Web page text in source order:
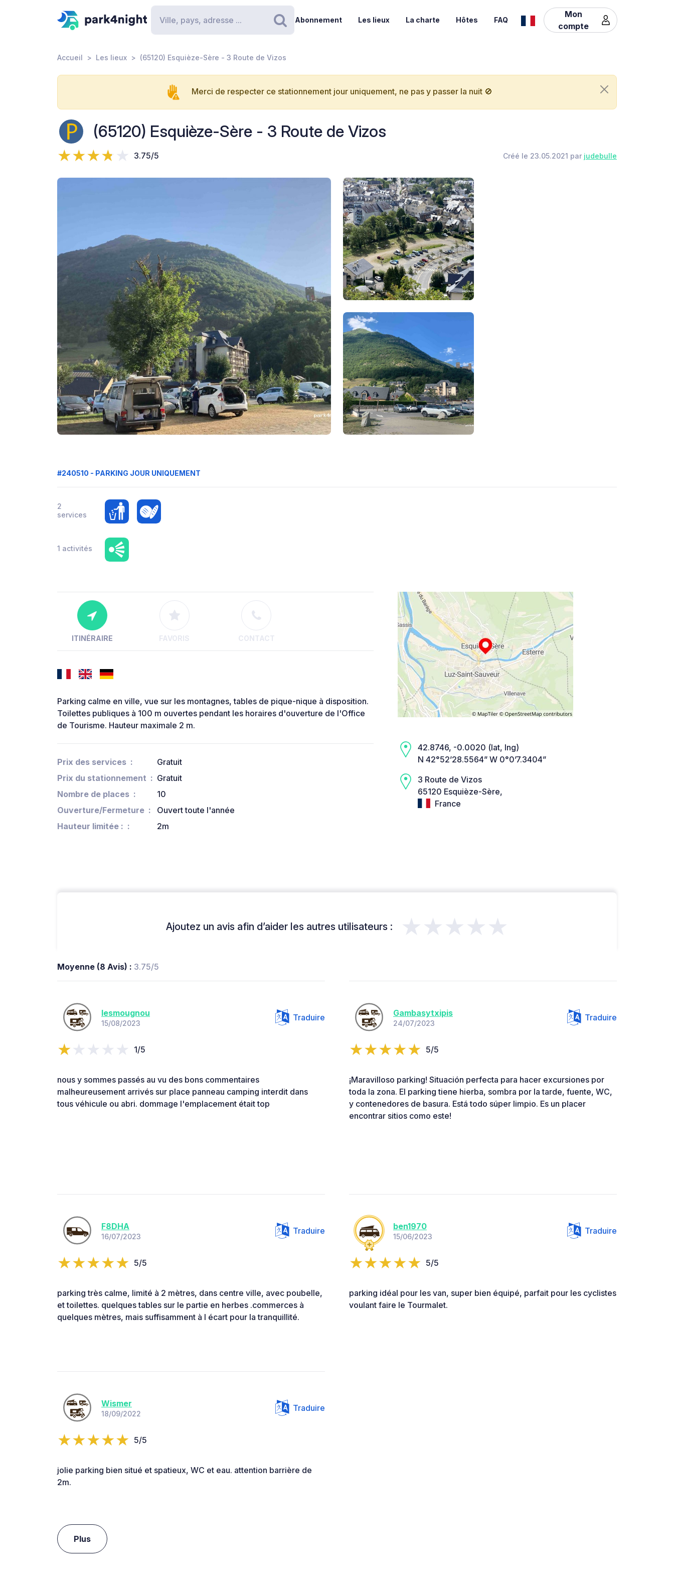
Rechercher
Abonnement Les lieux La charte Hôtes FAQ
Mon
compte
Accueil Les lieux (65120) Esquièze-Sère - 3 Route de Vizos
Merci de respecter ce stationnement jour uniquement, ne pas y passer la nuit 🚫
(65120) Esquièze-Sère - 3 Route de Vizos
3.75/5 Créé le 23.05.2021 par judebulle
#240510 - PARKING JOUR UNIQUEMENT
2
services
1 activités
ITINÉRAIRE FAVORIS CONTACT
Parking calme en ville, vue sur les montagnes, tables de pique-nique à disposition.
Toilettes publiques à 100 m ouvertes pendant les horaires d'ouverture de l'Office
de Tourisme. Hauteur maximale 2 m.
Prix des services
Gratuit
Prix du stationnement
Gratuit
Nombre de places
10
Ouverture/Fermeture
Ouvert toute l'année
Hauteur limitée :
2m
42.8746, -0.0020 (lat, lng)
N 42°52’28.5564” W 0°0’7.3404”
3 Route de Vizos
65120 Esquièze-Sère,
France
Ajoutez un avis afin d’aider les autres utilisateurs : ★★★★★
Moyenne (8 Avis) : 3.75/5
lesmougnou
15/08/2023
Traduire
1/5
nous y sommes passés au vu des bons commentaires
malheureusement arrivés sur place panneau camping interdit dans
tous véhicule ou abri. dommage l'emplacement était top
Gambasytxipis
24/07/2023
Traduire
5/5
¡Maravilloso parking! Situación perfecta para hacer excursiones por
toda la zona. El parking tiene hierba, sombra por la tarde, fuente, WC,
y contenedores de basura. Está todo súper limpio. Es un placer
encontrar sitios como este!
F8DHA
16/07/2023
Traduire
5/5
parking très calme, limité à 2 mètres, dans centre ville, avec poubelle,
et toilettes. quelques tables sur le partie en herbes .commerces à
quelques mètres, mais suffisamment à l écart pour la tranquillité.
ben1970
15/06/2023
Traduire
5/5
parking idéal pour les van, super bien équipé, parfait pour les cyclistes
voulant faire le Tourmalet.
Wismer
18/09/2022
Traduire
5/5
jolie parking bien situé et spatieux, WC et eau. attention barrière de
2m.
Plus